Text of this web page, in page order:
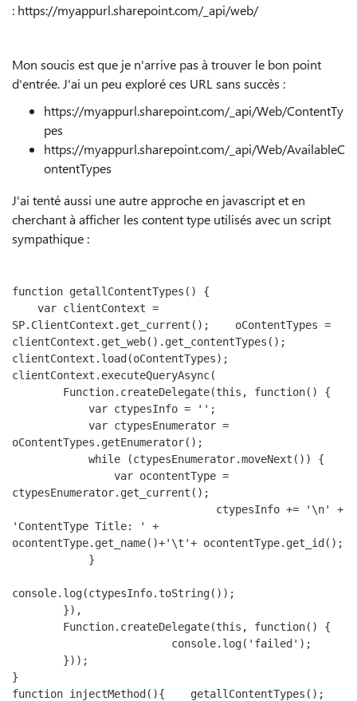
: https://myappurl.sharepoint.com/_api/web/
Mon soucis est que je n'arrive pas à trouver le bon point
d'entrée. J'ai un peu exploré ces URL sans succès :
https://myappurl.sharepoint.com/_api/Web/ContentTy
pes
https://myappurl.sharepoint.com/_api/Web/AvailableC
ontentTypes
J'ai tenté aussi une autre approche en javascript et en
cherchant à afficher les content type utilisés avec un script
sympathique :
function getallContentTypes ()
{
var clientContext =
SP. ClientContext . get_current ();
    oContentTypes
=
clientContext . get_web(). get_contentTypes ();
clientContext . load (oContentTypes);
clientContext . executeQueryAsync(
Function. createDelegate(this , function()
{
var ctypesInfo = '' ;
var ctypesEnumerator =
oContentTypes . getEnumerator();
while
(ctypesEnumerator.moveNext ())
{
var ocontentType =
ctypesEnumerator. get_current ();
                                ctypesInfo
+= '\n'
+
'ContentType Title: '
+
ocontentType. get_name()+'\t'+ ocontentType. get_id ();
}
console. log(ctypesInfo. toString());
}),
Function. createDelegate(this , function()
{
console. log( 'failed' );
}));
}
function injectMethod (){
    getallContentTypes
();